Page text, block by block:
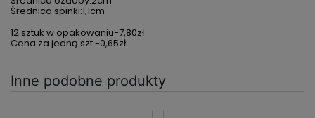
Średnica spinki:1,1cm
12 sztuk w opakowaniu-7,80zł
Cena za jedną szt.-0,65zł
Inne podobne produkty